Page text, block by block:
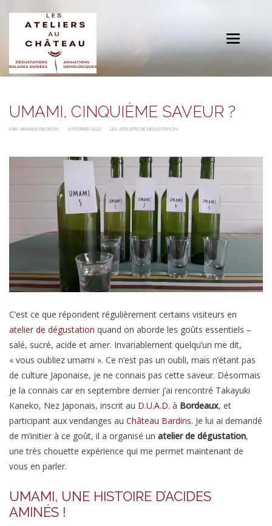
Toggle
UMAMI, CINQUIÈME SAVEUR ?
PAR: ARNAUD DECROIX 9 FÉVRIER 2022 LES ATELIERS DE DÉGUSTATION
C’est ce que répondent régulièrement certains visiteurs en
atelier de dégustation quand on aborde les goûts essentiels –
salé, sucré, acide et amer. Invariablement quelqu’un me dit,
« vous oubliez umami ». Ce n’est pas un oubli, mais n’étant pas
de culture Japonaise, je ne connais pas cette saveur. Désormais
je la connais car en septembre dernier j’ai rencontré Takayuki
Kaneko, Nez Japonais, inscrit au D.U.A.D. à Bordeaux, et
participant aux vendanges au Château Bardins. Je lui ai demandé
de m’initier à ce goût, il a organisé un atelier de dégustation,
une très chouette expérience qui me permet maintenant de
vous en parler.
UMAMI, UNE HISTOIRE D’ACIDES
AMINÉS !